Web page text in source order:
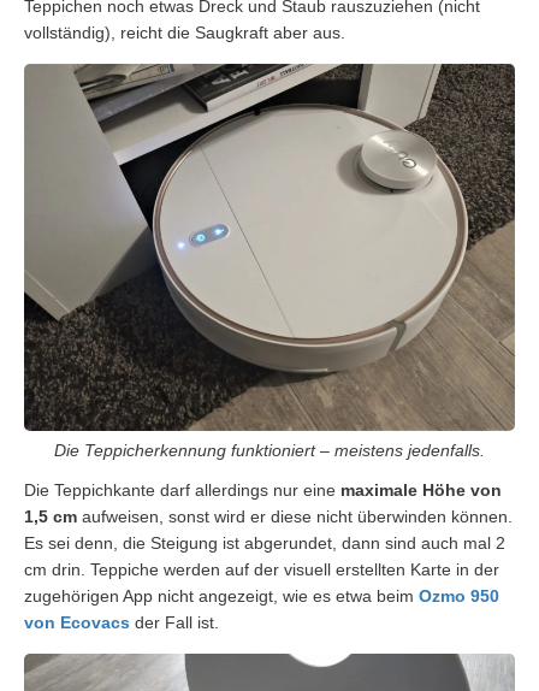
Teppichen noch etwas Dreck und Staub rauszuziehen (nicht
vollständig), reicht die Saugkraft aber aus.
Die Teppicherkennung funktioniert – meistens jedenfalls.
Die Teppichkante darf allerdings nur eine maximale Höhe von
1,5 cm aufweisen, sonst wird er diese nicht überwinden können.
Es sei denn, die Steigung ist abgerundet, dann sind auch mal 2
cm drin. Teppiche werden auf der visuell erstellten Karte in der
zugehörigen App nicht angezeigt, wie es etwa beim Ozmo 950
von Ecovacs der Fall ist.